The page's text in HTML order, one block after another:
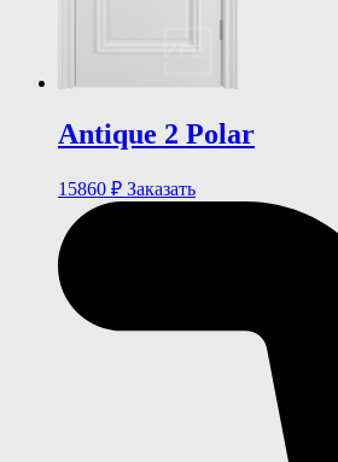
Antique 2 Polar
15860 ₽ Заказать